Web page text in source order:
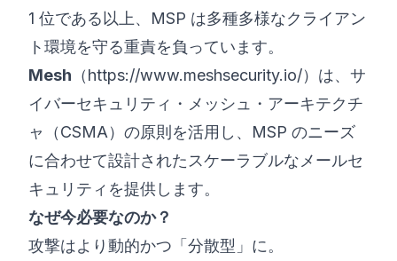
1 位である以上、MSP は多種多様なクライアン
ト環境を守る重責を負っています。
Mesh （https://www.meshsecurity.io/）は、サ
イバーセキュリティ・メッシュ・アーキテクチ
ャ（CSMA）の原則を活用し、MSP のニーズ
に合わせて設計されたスケーラブルなメールセ
キュリティを提供します。
なぜ今必要なのか？
攻撃はより動的かつ「分散型」に。